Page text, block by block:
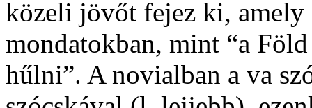
közeli jövőt fejez ki, amely
mondatokban, mint “a
hűlni”. A novialban a va